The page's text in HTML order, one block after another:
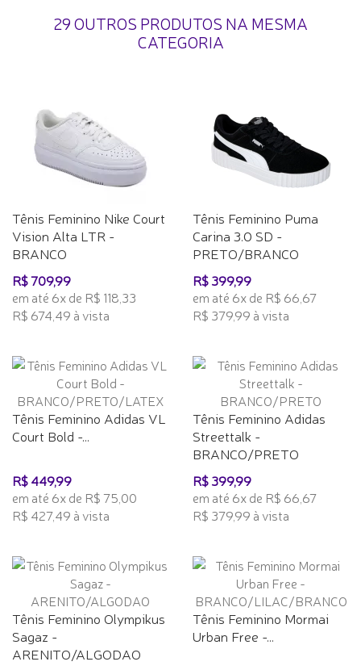
29 OUTROS PRODUTOS NA MESMA
CATEGORIA
Tênis Feminino Nike Court
Vision Alta LTR -
BRANCO
R$ 709,99
em até 6x de R$ 118,33
R$ 674,49 à vista
Tênis Feminino Puma
Carina 3.0 SD -
PRETO/BRANCO
R$ 399,99
em até 6x de R$ 66,67
R$ 379,99 à vista
Tênis Feminino Adidas VL
Court Bold -...
R$ 449,99
em até 6x de R$ 75,00
R$ 427,49 à vista
Tênis Feminino Adidas
Streettalk -
BRANCO/PRETO
R$ 399,99
em até 6x de R$ 66,67
R$ 379,99 à vista
Tênis Feminino Olympikus
Sagaz -
ARENITO/ALGODAO
Tênis Feminino Mormai
Urban Free -...